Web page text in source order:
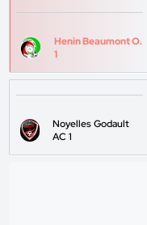
Henin Beaumont O.
1
Noyelles Godault
AC 1